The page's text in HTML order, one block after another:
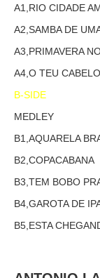
A1,RIO CIDADE
A2,SAMBA DE
A3,PRIMAVERA
A4,O TEU
B-SIDE
MEDLEY
B1,AQUARELA
B2,COPACABANA
B3,TEM BOBO
B4,GAROTA DE
B5,ESTA